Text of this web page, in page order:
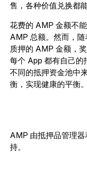
售，各种价值兑换都
花费的 AMP 金额不
AMP 总额。然而，
质押的 AMP 金额，
每个 App 都有自己的
不同的抵押资金池中
衡，实现健康的平衡。
AMP 由抵押品管理
持。